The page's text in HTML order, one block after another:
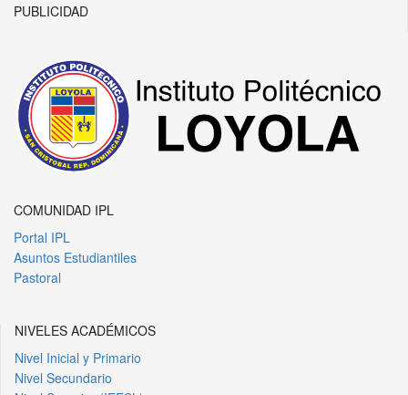
PUBLICIDAD
COMUNIDAD IPL
Portal IPL
Asuntos Estudiantiles
Pastoral
NIVELES ACADÉMICOS
Nivel Inicial y Primario
Nivel Secundario